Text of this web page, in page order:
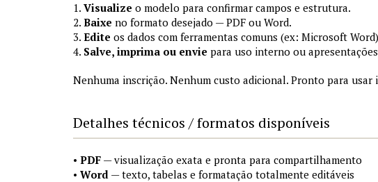
1. Visualize o modelo para confirmar campos e estrutura.
2. Baixe no formato desejado — PDF ou Word.
3. Edite os dados com ferramentas comuns (ex: Microsoft
4. Salve, imprima ou envie para uso interno ou
Nenhuma inscrição. Nenhum custo adicional. Pronto para usar
Detalhes técnicos / formatos disponíveis
• PDF — visualização exata e pronta para compartilhamento
• Word — texto, tabelas e formatação totalmente editáveis